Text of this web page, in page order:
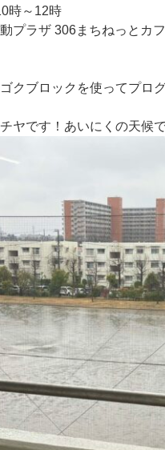
時～12時
プラザ 306まちねっとカ
クブロックを使ってプロ
ヤです！あいにくの天候